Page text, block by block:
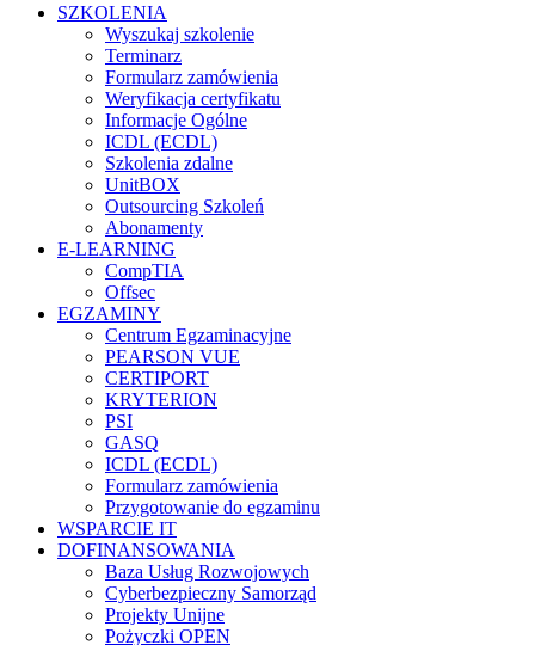
SZKOLENIA
Wyszukaj szkolenie
Terminarz
Formularz zamówienia
Weryfikacja certyfikatu
Informacje Ogólne
ICDL (ECDL)
Szkolenia zdalne
UnitBOX
Outsourcing Szkoleń
Abonamenty
E-LEARNING
CompTIA
Offsec
EGZAMINY
Centrum Egzaminacyjne
PEARSON VUE
CERTIPORT
KRYTERION
PSI
GASQ
ICDL (ECDL)
Formularz zamówienia
Przygotowanie do egzaminu
WSPARCIE IT
DOFINANSOWANIA
Baza Usług Rozwojowych
Cyberbezpieczny Samorząd
Projekty Unijne
Pożyczki OPEN